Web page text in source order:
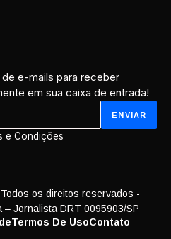
e-mails para receber
em sua caixa de entrada!
e Condições
os direitos reservados -
– Jornalista DRT 0095903/SP
Termos De UsoContato